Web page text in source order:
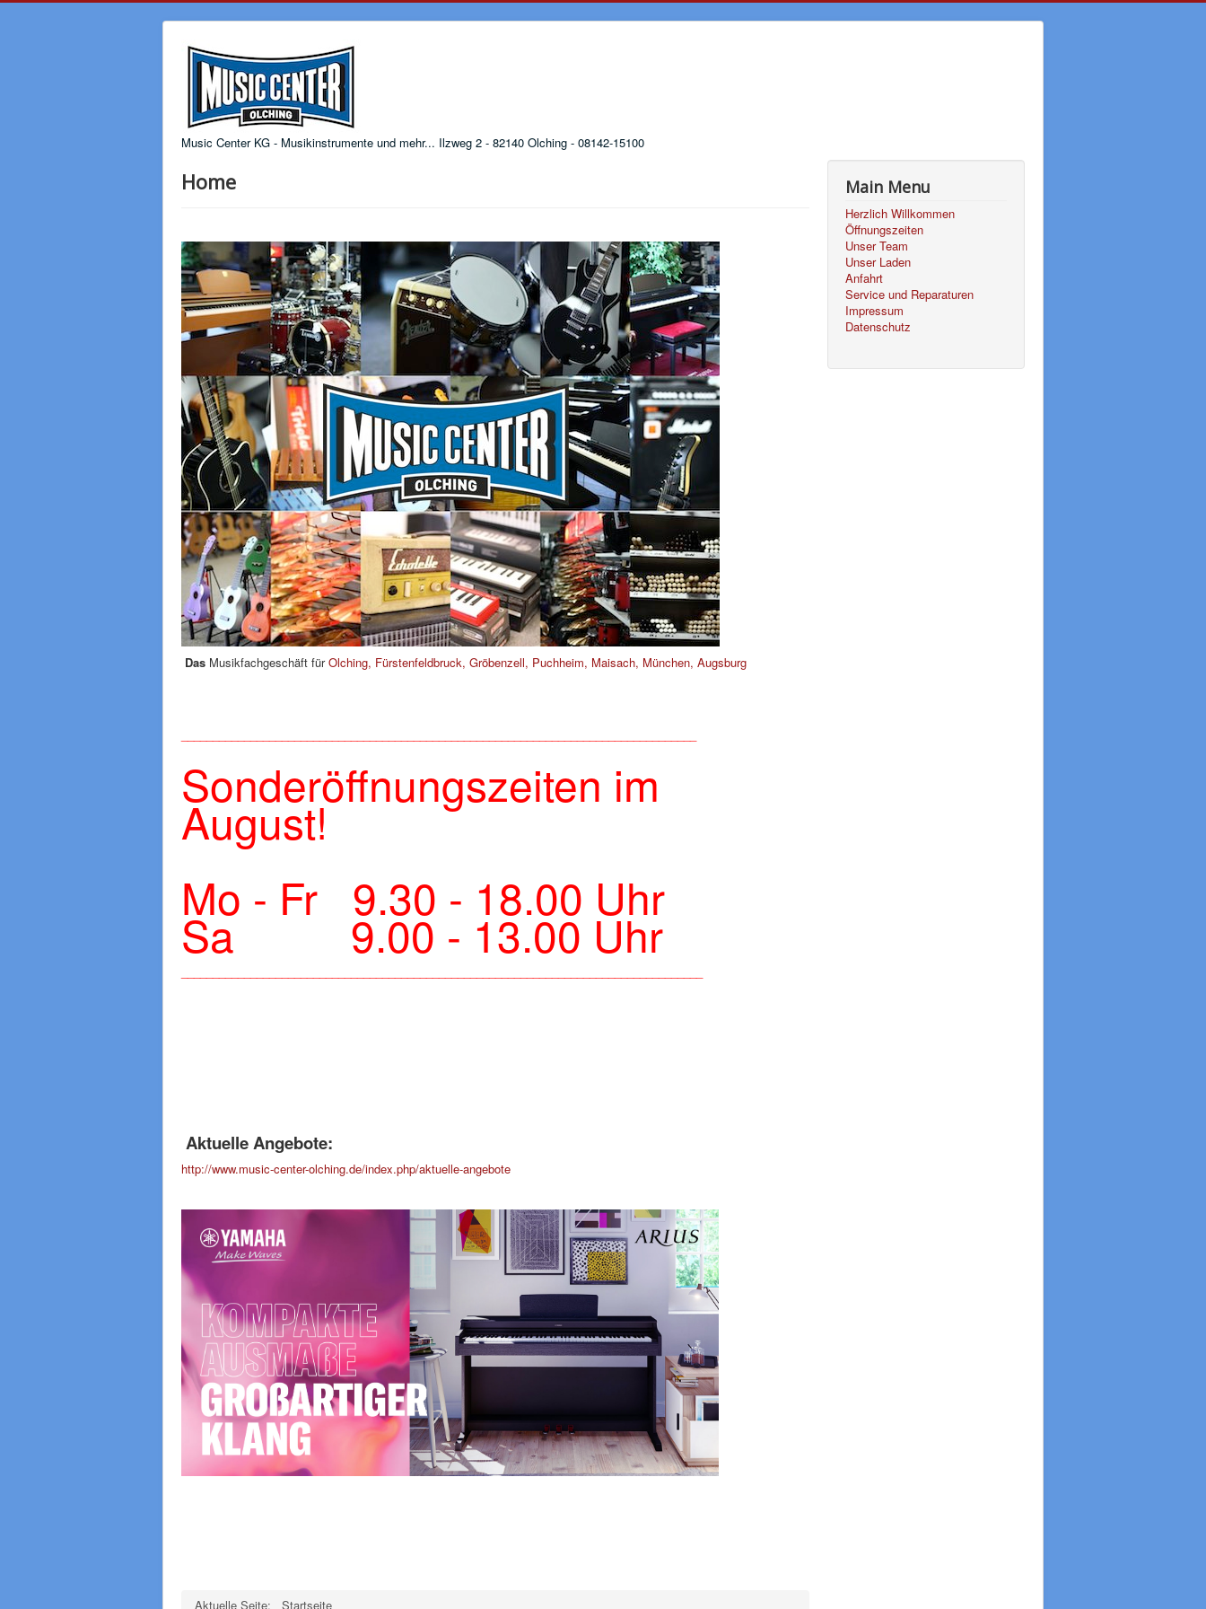
Music Center KG - Musikinstrumente und mehr... Ilzweg 2 - 82140 Olching - 08142-15100
Home
Das Musikfachgeschäft fürOlching, Fürstenfeldbruck, Gröbenzell, Puchheim, Maisach, München, Augsburg
Sonderöffnungszeiten im
August!
Mo - Fr 9.30 - 18.00 Uhr
Sa 9.00 - 13.00 Uhr
Aktuelle Angebote:
http://www.music-center-olching.de/index.php/aktuelle-angebote
Aktuelle Seite: Startseite
Main Menu
Herzlich Willkommen
Öffnungszeiten
Unser Team
Unser Laden
Anfahrt
Service und Reparaturen
Impressum
Datenschutz